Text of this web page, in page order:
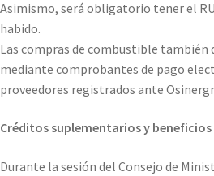
Asimismo, será obligatorio tener el
habido.
Las compras de combustible también
mediante comprobantes de pago
proveedores registrados ante
Créditos suplementarios y
Durante la sesión del Consejo de